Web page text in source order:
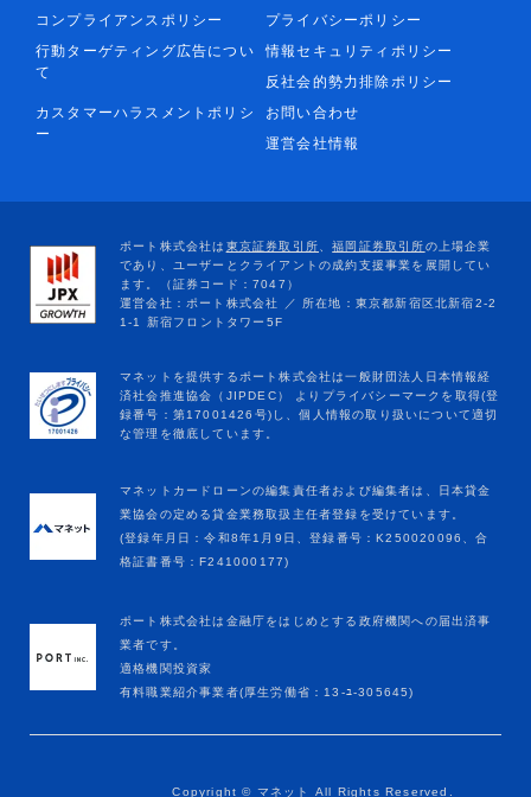
コンプライアンスポリシー
プライバシーポリシー
行動ターゲティング広告につい
て
情報セキュリティポリシー
反社会的勢力排除ポリシー
カスタマーハラスメントポリシ
ー
お問い合わせ
運営会社情報
マネットカードローンの編集責任者および編集者は、日本貸金
業協会の定める貸金業務取扱主任者登録を受けています。
(登録年月日：令和8年1月9日、登録番号：K250020096、合
格証書番号：F241000177)
ポート株式会社は金融庁をはじめとする政府機関への届出済事
業者です。
適格機関投資家
有料職業紹介事業者(厚生労働省：13-ﾕ-305645)